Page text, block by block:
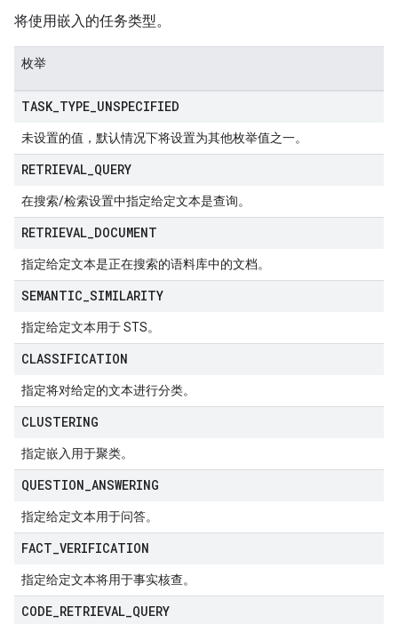
将使用嵌入的任务类型。
枚举
TASK_ TYPE UNSPECIFIED
未设置的值，默认情况下将设置为其他枚举值之一。
RETRIEVAL QUERY
在搜索/检索设置中指定给定文本是查询。
RETRIEVAL DOCUMENT
指定给定文本是正在搜索的语料库中的文档。
SEMANTIC SIMILARITY
指定给定文本用于 STS。
CLASSIFICATION
指定将对给定的文本进行分类。
CLUSTERING
指定嵌入用于聚类。
QUESTION ANSWERING
指定给定文本用于问答。
FACT VERIFICATION
指定给定文本将用于事实核查。
CODE RETRIEVAL QUERY